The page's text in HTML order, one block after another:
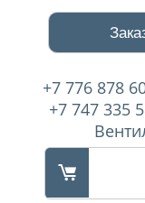
+7 776 878
+7 747 335